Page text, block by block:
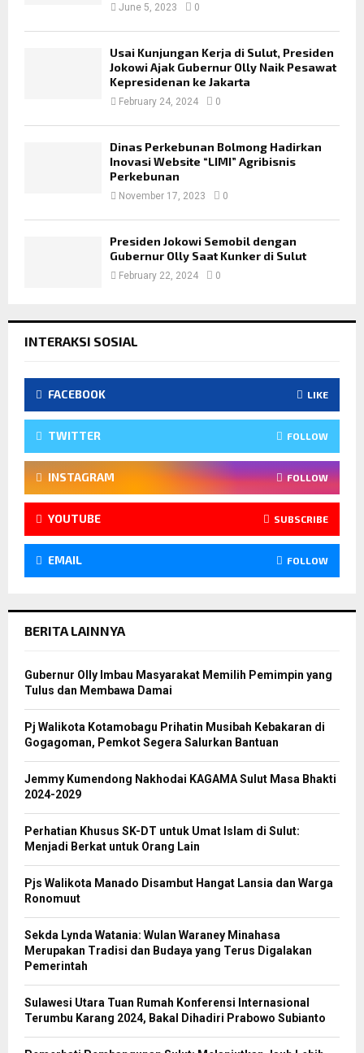
June 5, 2023 0
Usai Kunjungan Kerja di Sulut, Presiden
Jokowi Ajak Gubernur Olly Naik Pesawat
Kepresidenan ke Jakarta
February 24, 2024 0
Dinas Perkebunan Bolmong Hadirkan
Inovasi Website “LIMI” Agribisnis
Perkebunan
November 17, 2023 0
Presiden Jokowi Semobil dengan
Gubernur Olly Saat Kunker di Sulut
February 22, 2024 0
INTERAKSI SOSIAL
FACEBOOK LIKE
TWITTER FOLLOW
INSTAGRAM FOLLOW
YOUTUBE SUBSCRIBE
EMAIL FOLLOW
BERITA LAINNYA
Gubernur Olly Imbau Masyarakat Memilih Pemimpin yang
Tulus dan Membawa Damai
Pj Walikota Kotamobagu Prihatin Musibah Kebakaran di
Gogagoman, Pemkot Segera Salurkan Bantuan
Jemmy Kumendong Nakhodai KAGAMA Sulut Masa Bhakti
2024-2029
Perhatian Khusus SK-DT untuk Umat Islam di Sulut:
Menjadi Berkat untuk Orang Lain
Pjs Walikota Manado Disambut Hangat Lansia dan Warga
Ronomuut
Sekda Lynda Watania: Wulan Waraney Minahasa
Merupakan Tradisi dan Budaya yang Terus Digalakan
Pemerintah
Sulawesi Utara Tuan Rumah Konferensi Internasional
Terumbu Karang 2024, Bakal Dihadiri Prabowo Subianto